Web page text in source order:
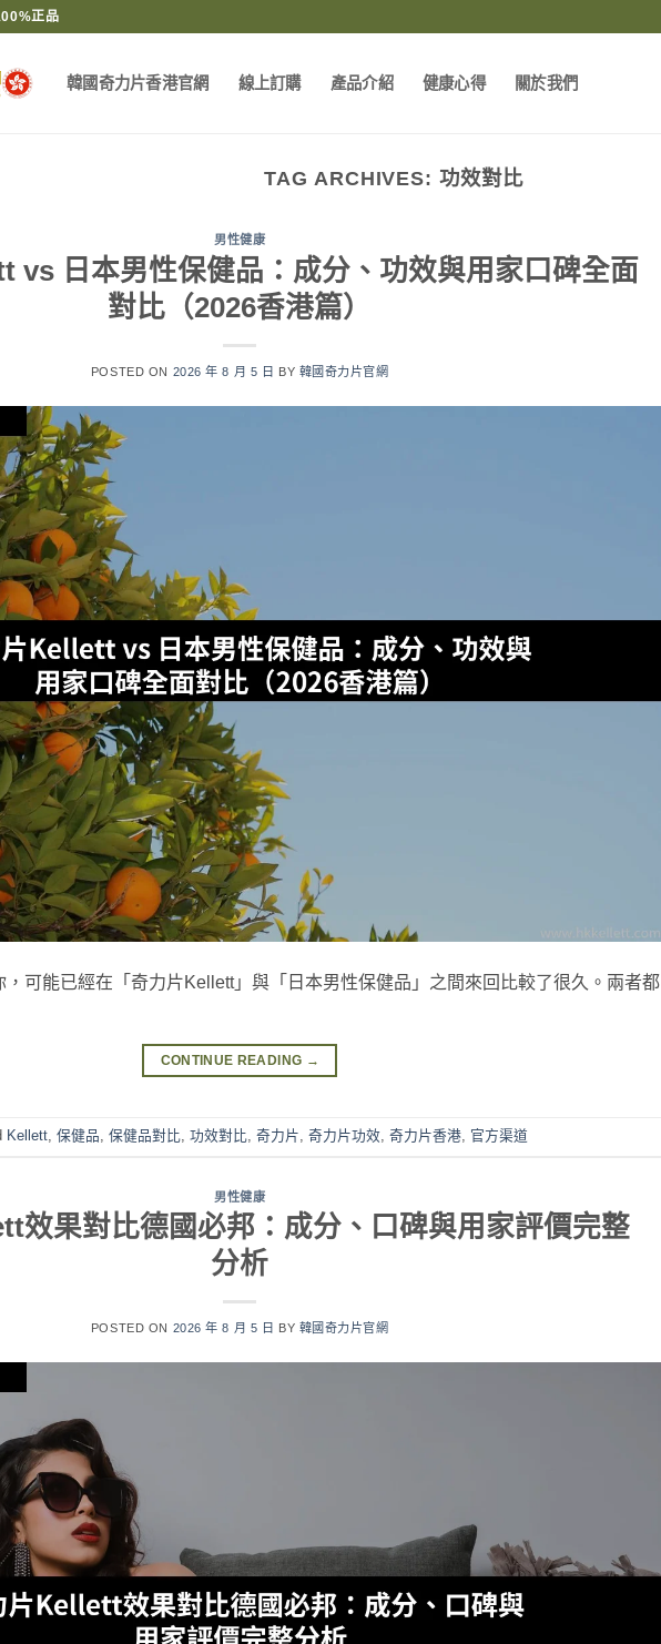
正品
韓國奇力片香港官網 線上訂購 產品介紹 健康心得 關於我們
TAG ARCHIVES:功效對比
男性健康
vs 日本男性保健品：成分、功效與用家口碑全面
對比（2026香港篇）
POSTED ON 2026 年 8 月 5 日 BY 韓國奇力片官網
可能已經在「奇力片Kellett」與「日本男性保健品」之間來回比較了很久。兩者都
CONTINUE READING →
Kellett 保健品 保健品對比 功效對比 奇力片 奇力片功效 奇力片香港 官方渠道
男性健康
效果對比德國必邦：成分、口碑與用家評價完整
分析
POSTED ON 2026 年 8 月 5 日 BY 韓國奇力片官網